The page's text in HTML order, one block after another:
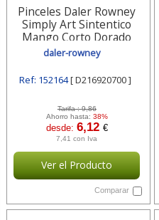
Pinceles Daler Rowney
Simply Art Sintentico
Mango Corto Dorado
Blister De 7 D216920700
Daler-rowney
daler-rowney
Ref: 152164[ D216920700 ]
Tarifa :9,86
Ahorro hasta: 38%
desde: 6,12 €
7,41 con Iva
Ver el Producto
Comparar